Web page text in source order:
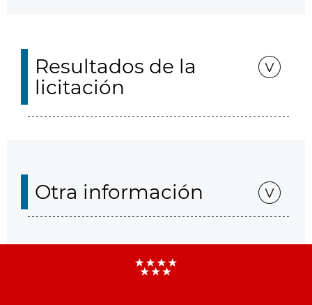
Resultados de la
licitación
Otra información